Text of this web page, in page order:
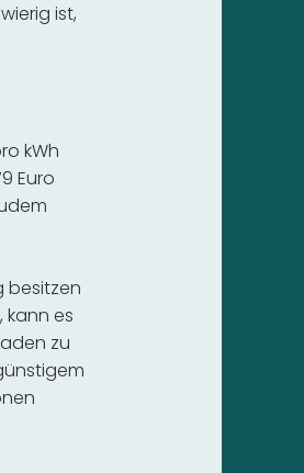
ist,
kWh
Euro
besitzen
kann es
zu